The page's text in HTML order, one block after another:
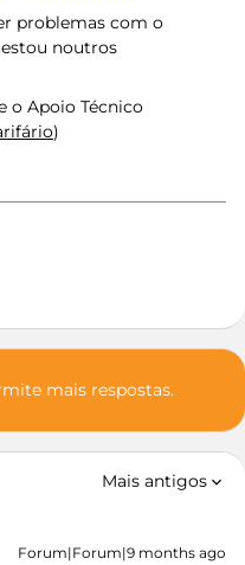
problemas com o
noutros
o Apoio Técnico
)
mais respostas.
Mais antigos
Forum|Forum|9 months ago